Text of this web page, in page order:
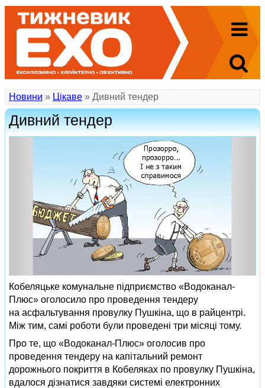
Новини » Цікаве » Дивний тендер
Дивний тендер
Кобеляцьке комунальне підприємство «Водоканал-
Плюс» оголосило про проведення тендеру
на асфальтування провулку Пушкіна, що в райцентрі.
Між тим, самі роботи були проведені три місяці тому.
Про те, що «Водоканал-Плюс» оголосив про
проведення тендеру на капітальний ремонт
дорожнього покриття в Кобеляках по провулку Пушкіна,
вдалося дізнатися завдяки системі електронних